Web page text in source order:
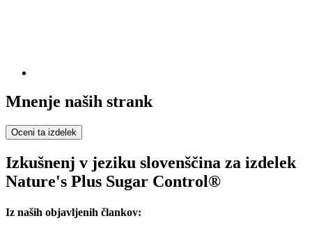
Mnenje naših strank
Oceni ta izdelek
Izkušnenj v jeziku slovenščina za izdelek
Nature's Plus Sugar Control®
Iz naših objavljenih člankov: